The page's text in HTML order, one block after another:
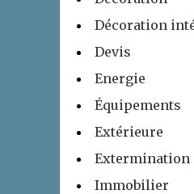
Décoration
Devis
Energie
Équipements
Extérieure
Extermination
Immobilier